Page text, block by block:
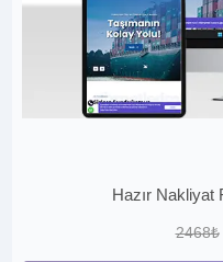
Hazır Nakliyat
2468₺